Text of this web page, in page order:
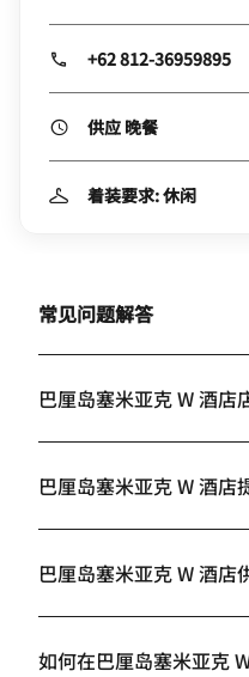
+62 812-36959895
供应 晚餐
着装要求: 休闲
常见问题解答
巴厘岛塞米亚克 W 酒店
巴厘岛塞米亚克 W 酒店
巴厘岛塞米亚克 W 酒店
如何在巴厘岛塞米亚克